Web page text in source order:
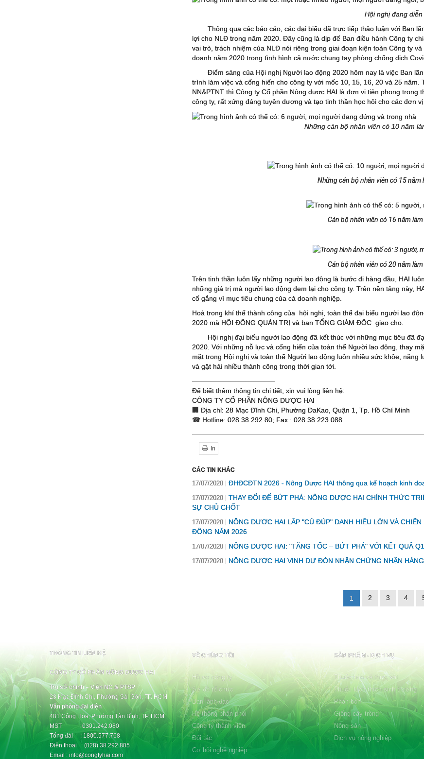
Hội nghị đang diễn
Thông qua các báo cáo, các đại biểu đã trực tiếp thảo luận với Ban
lợi cho NLĐ trong năm 2020. Đây cũng là dịp để Ban điều hành Công ty
vai trò, trách nhiệm của NLĐ nói riêng trong giai đoạn kiện toàn Công ty
doanh năm 2020 trong tình hình cả nước chung tay phòng chống dịch
Điểm sáng của Hội nghị Người lao động 2020 hôm nay là việc Ban
trình làm việc và cống hiến cho công ty với mốc 10, 15, 16, 20 và 25
NN&PTNT thì Công ty Cổ phần Nông dược HAI là đơn vị tiên phong
công ty, rất xứng đáng tuyên dương và tạo tinh thần học hỏi cho các đơn vị
Những cán bộ nhân viên có 10 năm
Những cán bộ nhân viên có 15 năm
Cán bộ nhân viên có 16 năm
Cán bộ nhân viên có 20 năm
Trên tinh thần luôn lấy những người lao động là bước đi hàng đầu, HAI
những giá trị mà người lao động đem lại cho công ty. Trên nền tảng này,
cố gắng vì mục tiêu chung của cả doanh nghiệp.
Hoà trong khí thế thành công của hội nghị, toàn thể đại biểu người lao
2020 mà HỘI ĐỒNG QUẢN TRỊ và ban TỔNG GIÁM ĐỐC giao cho.
Hội nghị đại biểu người lao động đã kết thúc với những mục tiêu đã
2020. Với những nỗ lực và cống hiến của toàn thể Người lao động, thay
mặt trong Hội nghị và toàn thể Người lao động luôn nhiều sức khỏe,
và gặt hái nhiều thành công trong thời gian tới.
─────────────────
Để biết thêm thông tin chi tiết, xin vui lòng liên hệ:
CÔNG TY CỔ PHẦN NÔNG DƯỢC HAI
🏢 Địa chỉ: 28 Mạc Đĩnh Chi, Phường ĐaKao, Quận 1, Tp. Hồ Chí Minh
☎ Hotline: 028.38.292.80; Fax : 028.38.223.088
In
CÁC TIN KHÁC
17/07/2020 ĐHĐCĐTN 2026 - Nông Dược HAI thông qua kế hoạch kinh
17/07/2020
THAY ĐỔI ĐỂ BỨT PHÁ: NÔNG DƯỢC HAI CHÍNH THỨC
SỰ CHỦ CHỐT
17/07/2020
NÔNG DƯỢC HAI LẬP "CÚ ĐÚP" DANH HIỆU LỚN VÀ
ĐỒNG NĂM 2026
17/07/2020 NÔNG DƯỢC HAI: "TĂNG TỐC – BỨT PHÁ" VỚI KẾT QUẢ
17/07/2020 NÔNG DƯỢC HAI VINH DỰ ĐÓN NHẬN CHỨNG NHẬN
1 2 3 4
THÔNG TIN LIÊN HỆ
CÔNG TY CỔ PHẦN NÔNG DƯỢC HAI
Trụ sở chính – Viện NC & PTSP
28 Mạc Đĩnh Chi, Phường Sài Gòn, TP. HCM
Văn phòng đại diện
481 Cộng Hòa, Phường Tân Bình, TP. HCM
MST : 0301.242.080
Tổng đài : 1800.577.768
Điện thoại : (028).38.292.805
Email : info@congtyhai.com
VỀ CHÚNG TÔI
Hồ sơ công ty
Sơ đồ tổ chức
Ban lãnh đạo
Hệ thống phân phối
Công ty thành viên
Đối tác
Cơ hội nghề nghiệp
SẢN PHẨM - DỊCH VỤ
Thuốc bảo vệ thực vật
Thuốc kích thích sinh trưởng
Phân bón
Giống cây trồng
Nông sản
Dịch vụ nông nghiệp